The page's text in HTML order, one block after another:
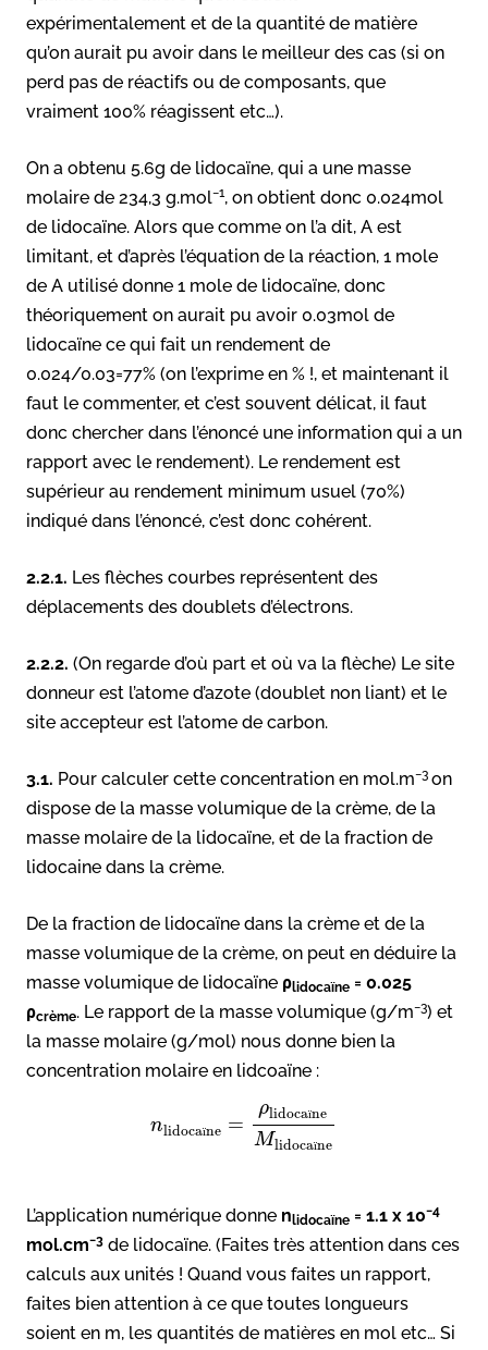
expérimentalement et de la quantité de matière
qu’on aurait pu avoir dans le meilleur des cas (si on
perd pas de réactifs ou de composants, que
vraiment 100% réagissent etc…).
On a obtenu 5.6g de lidocaïne, qui a une masse
molaire de 234,3 g.mol−1, on obtient donc 0.024mol
de lidocaïne. Alors que comme on l’a dit, A est
limitant, et d’après l’équation de la réaction, 1 mole
de A utilisé donne 1 mole de lidocaïne, donc
théoriquement on aurait pu avoir 0.03mol de
lidocaïne ce qui fait un rendement de
0.024/0.03=77% (on l’exprime en % !, et maintenant il
faut le commenter, et c’est souvent délicat, il faut
donc chercher dans l’énoncé une information qui a un
rapport avec le rendement). Le rendement est
supérieur au rendement minimum usuel (70%)
indiqué dans l’énoncé, c’est donc cohérent.
2.2.1. Les flèches courbes représentent des
déplacements des doublets d’électrons.
2.2.2. (On regarde d’où part et où va la flèche) Le site
donneur est l’atome d’azote (doublet non liant) et le
site accepteur est l’atome de carbon.
3.1. Pour calculer cette concentration en mol.m−3 on
dispose de la masse volumique de la crème, de la
masse molaire de la lidocaïne, et de la fraction de
lidocaine dans la crème.
De la fraction de lidocaïne dans la crème et de la
masse volumique de la crème, on peut en déduire la
masse volumique de lidocaïne ρlidocaïne = 0.025
ρcrème. Le rapport de la masse volumique (g/m−3) et
la masse molaire (g/mol) nous donne bien la
concentration molaire en lidcoaïne :
nlidocaïne =
ρlidocaïne
Mlidocaïne
L’application numérique donne n lidocaïne = 1.1 x 10−4
mol.cm−3 de lidocaïne. (Faites très attention dans ces
calculs aux unités ! Quand vous faites un rapport,
faites bien attention à ce que toutes longueurs
soient en m, les quantités de matières en mol etc… Si